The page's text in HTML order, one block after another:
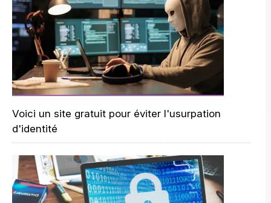
Voici un site gratuit pour éviter l'usurpation
d'identité